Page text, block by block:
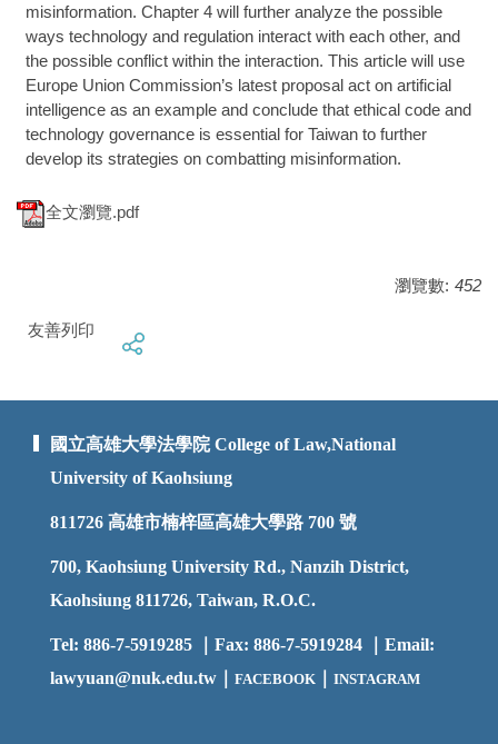
misinformation. Chapter 4 will further analyze the possible
ways technology and regulation interact with each other, and
the possible conflict within the interaction. This article will use
Europe Union Commission’s latest proposal act on artificial
intelligence as an example and conclude that ethical code and
technology governance is essential for Taiwan to further
develop its strategies on combatting misinformation.
全文瀏覽.pdf
瀏覽數: 452
友善列印
國立高雄大學法學院 College of Law,National
University of Kaohsiung
811726 高雄市楠梓區高雄大學路 700 號
700, Kaohsiung University Rd., Nanzih District,
Kaohsiung 811726, Taiwan, R.O.C.
Tel: 886-7-5919285 ｜Fax: 886-7-5919284 ｜Email:
lawyuan@nuk.edu.tw｜ FACEBOOK INSTAGRAM